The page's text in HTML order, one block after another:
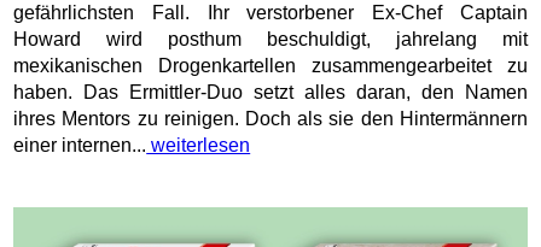
gefährlichsten Fall. Ihr verstorbener Ex-Chef Captain
Howard wird posthum beschuldigt, jahrelang mit
mexikanischen Drogenkartellen zusammengearbeitet zu
haben. Das Ermittler-Duo setzt alles daran, den Namen
ihres Mentors zu reinigen. Doch als sie den Hintermännern
einer internen... weiterlesen